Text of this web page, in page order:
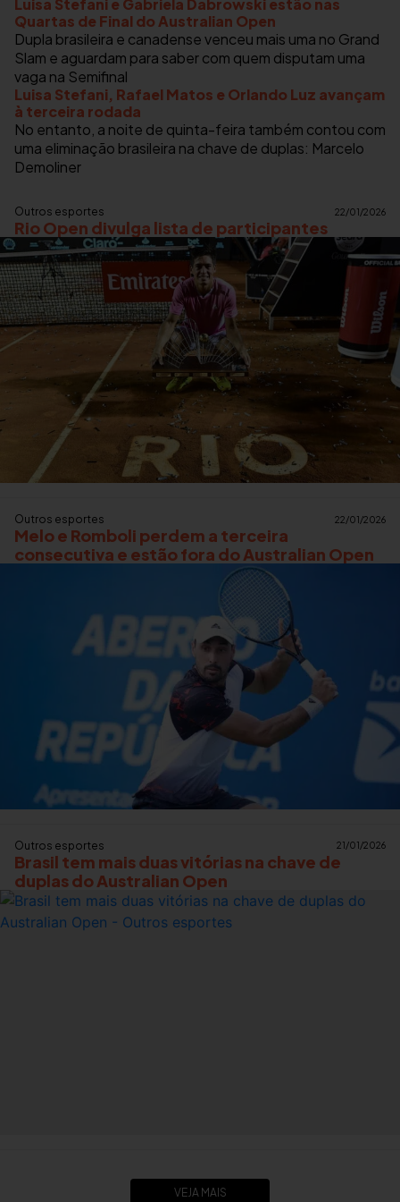
Luisa Stefani e Gabriela Dabrowski estão nas
Quartas de Final do Australian Open
Dupla brasileira e canadense venceu mais uma no Grand
Slam e aguardam para saber com quem disputam uma
vaga na Semifinal
Luisa Stefani, Rafael Matos e Orlando Luz avançam
à terceira rodada
No entanto, a noite de quinta-feira também contou com
uma eliminação brasileira na chave de duplas: Marcelo
Demoliner
Outros esportes 22/01/2026
Rio Open divulga lista de participantes
Outros esportes 22/01/2026
Melo e Romboli perdem a terceira
consecutiva e estão fora do Australian Open
Outros esportes 21/01/2026
Brasil tem mais duas vitórias na chave de
duplas do Australian Open
VEJA MAIS